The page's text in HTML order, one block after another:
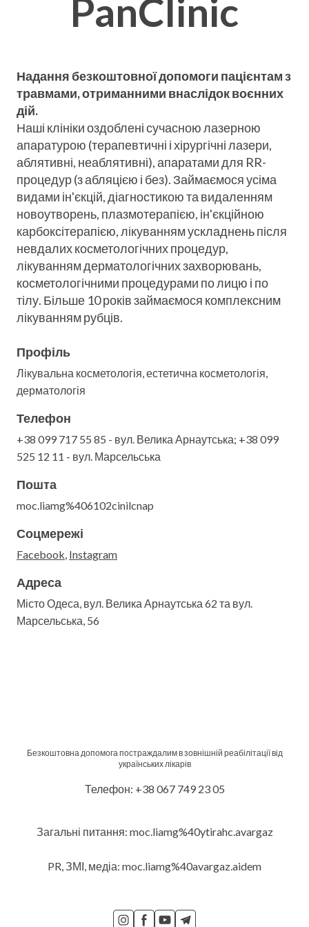
PanClinic
Надання безкоштовної допомоги пацієнтам з
травмами, отриманними внаслідок воєнних
дій.
Наші клініки оздоблені сучасною лазерною
апаратурою (терапевтичні і хірургічні лазери,
аблятивні, неаблятивні), апаратами для RR-
процедур (з абляцією і без). Займаємося усіма
видами ін'єкцій, діагностикою та видаленням
новоутворень, плазмотерапією, ін'єкційною
карбоксітерапією, лікуванням ускладнень після
невдалих косметологічних процедур,
лікуванням дерматологічних захворювань,
косметологічними процедурами по лицю і по
тілу. Більше 10 років займаємося комплексним
лікуванням рубців.
Профіль
Лікувальна косметологія, естетична косметологія,
дерматологія
Телефон
+38 099 717 55 85 - вул. Велика Арнаутська; +38 099
525 12 11 - вул. Марсельська
Пошта
moc.liamg%406102cinilcnap
Соцмережі
Facebook, Instagram
Адреса
Місто Одеса, вул. Велика Арнаутська 62 та вул.
Марсельська, 56
Безкоштовна допомога постраждалим в зовнішній реабілітації від
українських лікарів
Телефон: +38 067 749 23 05
Загальні питання: moc.liamg%40ytirahc.avargaz
PR, ЗМІ, медіа: moc.liamg%40avargaz.aidem